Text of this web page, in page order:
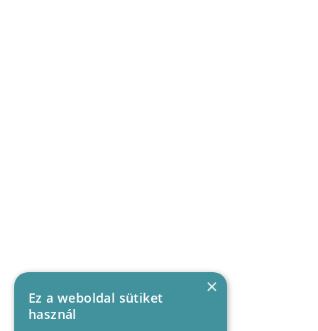
×
Ez a weboldal sütiket
használ